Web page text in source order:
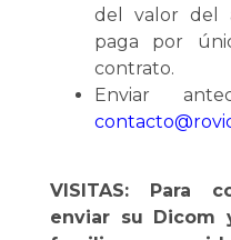
del valor del
paga por
contrato.
Enviar
VISITAS: Para
enviar su Dicom